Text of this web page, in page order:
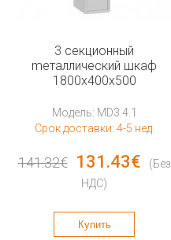
3 секционный
mеталлический шкаф
1800x400x500
Модель: MD3.4.1
Срок доставки: 4-5 нед.
141.32€ 131.43€
(Без
НДС)
Купить